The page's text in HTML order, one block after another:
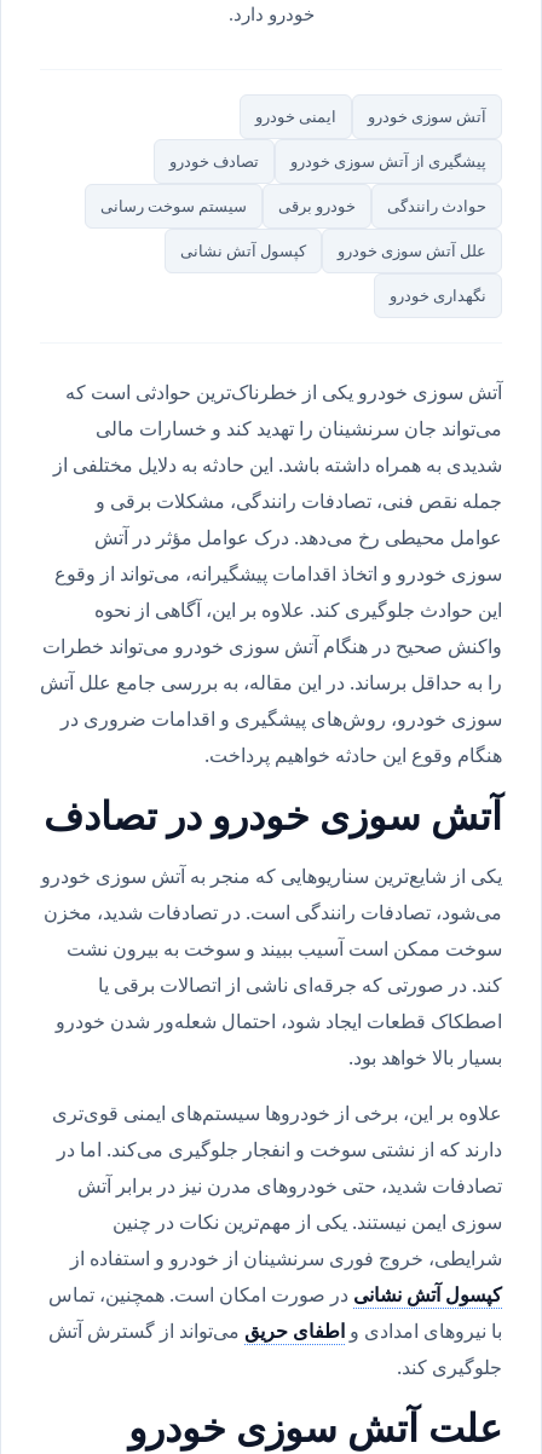
خودرو دارد.
آتش سوزی خودرو ایمنی خودرو
پیشگیری از آتش سوزی خودرو تصادف خودرو
حوادث رانندگی خودرو برقی سیستم سوخت رسانی
علل آتش سوزی خودرو کپسول آتش نشانی
نگهداری خودرو
آتش سوزی خودرو یکی از خطرناک‌ترین حوادثی است که
می‌تواند جان سرنشینان را تهدید کند و خسارات مالی
شدیدی به همراه داشته باشد. این حادثه به دلایل مختلفی از
جمله نقص فنی، تصادفات رانندگی، مشکلات برقی و
عوامل محیطی رخ می‌دهد. درک عوامل مؤثر در آتش
سوزی خودرو و اتخاذ اقدامات پیشگیرانه، می‌تواند از وقوع
این حوادث جلوگیری کند. علاوه بر این، آگاهی از نحوه
واکنش صحیح در هنگام آتش سوزی خودرو می‌تواند خطرات
را به حداقل برساند. در این مقاله، به بررسی جامع علل آتش
سوزی خودرو، روش‌های پیشگیری و اقدامات ضروری در
هنگام وقوع این حادثه خواهیم پرداخت.
آتش سوزی خودرو در تصادف
یکی از شایع‌ترین سناریوهایی که منجر به آتش سوزی خودرو
می‌شود، تصادفات رانندگی است. در تصادفات شدید، مخزن
سوخت ممکن است آسیب ببیند و سوخت به بیرون نشت
کند. در صورتی که جرقه‌ای ناشی از اتصالات برقی یا
اصطکاک قطعات ایجاد شود، احتمال شعله‌ور شدن خودرو
بسیار بالا خواهد بود.
علاوه بر این، برخی از خودروها سیستم‌های ایمنی قوی‌تری
دارند که از نشتی سوخت و انفجار جلوگیری می‌کند. اما در
تصادفات شدید، حتی خودروهای مدرن نیز در برابر آتش
سوزی ایمن نیستند. یکی از مهم‌ترین نکات در چنین
شرایطی، خروج فوری سرنشینان از خودرو و استفاده از
کپسول آتش نشانیدر صورت امکان است. همچنین، تماس
با نیروهای امدادی و اطفای حریقمی‌تواند از گسترش آتش
جلوگیری کند.
علت آتش سوزی خودرو